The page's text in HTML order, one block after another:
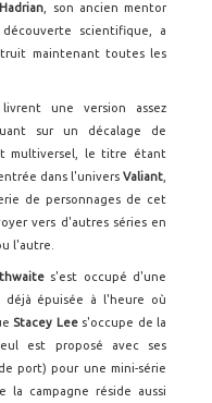
Hadrian , son ancien mentor
scientifique, a
maintenant toutes les
livrent une version assez
sur un décalage de
multiversel, le titre étant
dans l'univers Valiant
de personnages de cet
vers d'autres séries en
l'autre.
s'est occupé d'une
déjà épuisée à l'heure où
Stacey Lee s'occupe de la
est proposé avec ses
port) pour une mini-série
la campagne réside aussi